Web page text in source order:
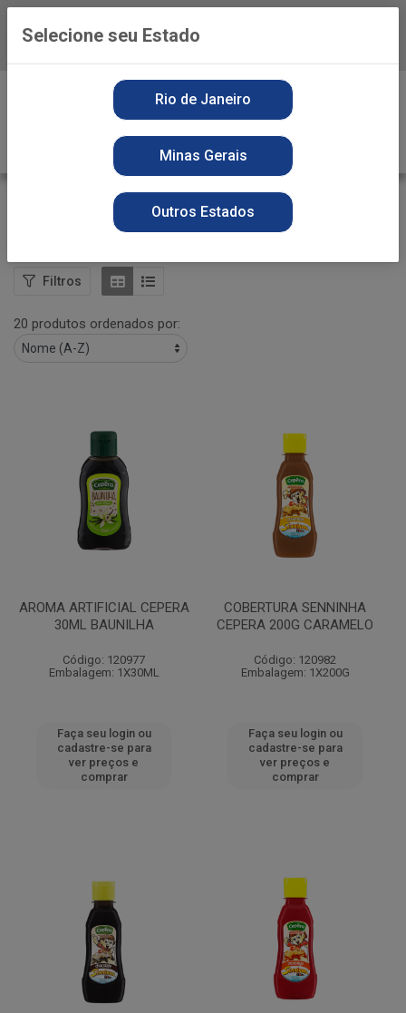
Baixe já o APP da Playvender
ALIMENTOS DOCES
Filtros
20 produtos ordenados por:
AROMA ARTIFICIAL CEPERA
30ML BAUNILHA
Código: 120977
Embalagem: 1X30ML
Faça seu login ou
cadastre-se para
ver preços e
comprar
COBERTURA SENNINHA
CEPERA 200G CARAMELO
Código: 120982
Embalagem: 1X200G
Faça seu login ou
cadastre-se para
ver preços e
comprar
Selecione seu Estado
Rio de Janeiro
Minas Gerais
Outros Estados